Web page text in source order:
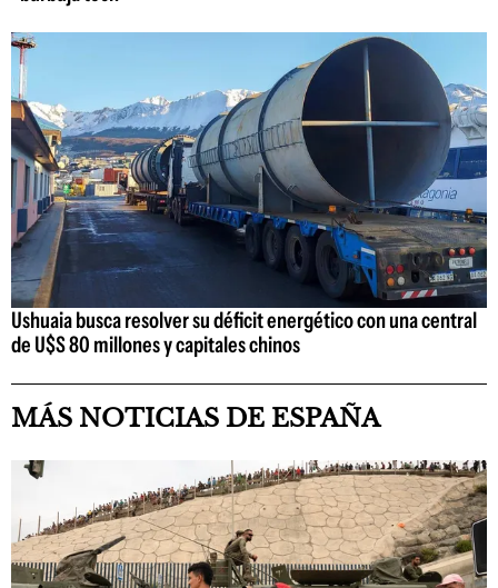
Ushuaia busca resolver su déficit energético con una central
de U$S 80 millones y capitales chinos
MÁS NOTICIAS DE ESPAÑA